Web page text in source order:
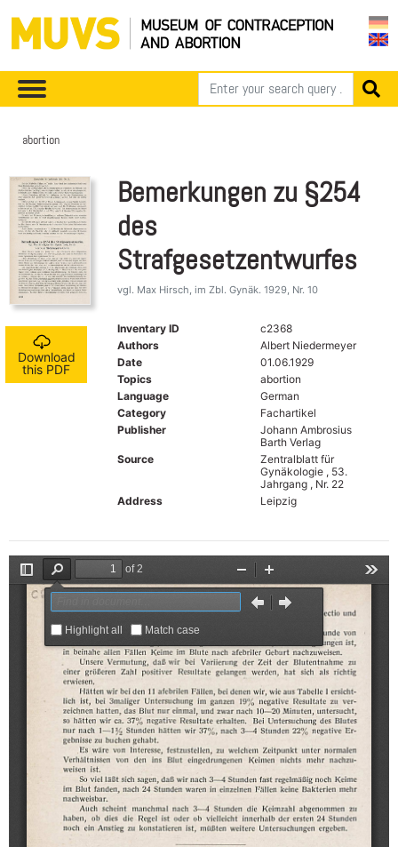
abortion
Download
this PDF
Bemerkungen zu §254
des
Strafgesetzentwurfes
vgl. Max Hirsch, im Zbl. Gynäk. 1929, Nr. 10
Inventary ID
c2368
Authors
Albert Niedermeyer
Date
01.06.1929
Topics
abortion
Language
German
Category
Fachartikel
Publisher
Johann Ambrosius
Barth Verlag
Source
Zentralblatt für
Gynäkologie , 53.
Jahrgang , Nr. 22
Address
Leipzig